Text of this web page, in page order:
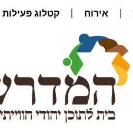
אירוח קטלוג פעילות